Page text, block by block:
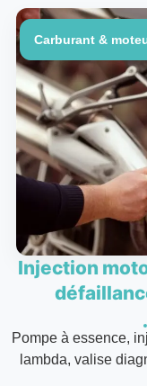
Carburant &
Injection
Pompe à essence,
lambda, valise